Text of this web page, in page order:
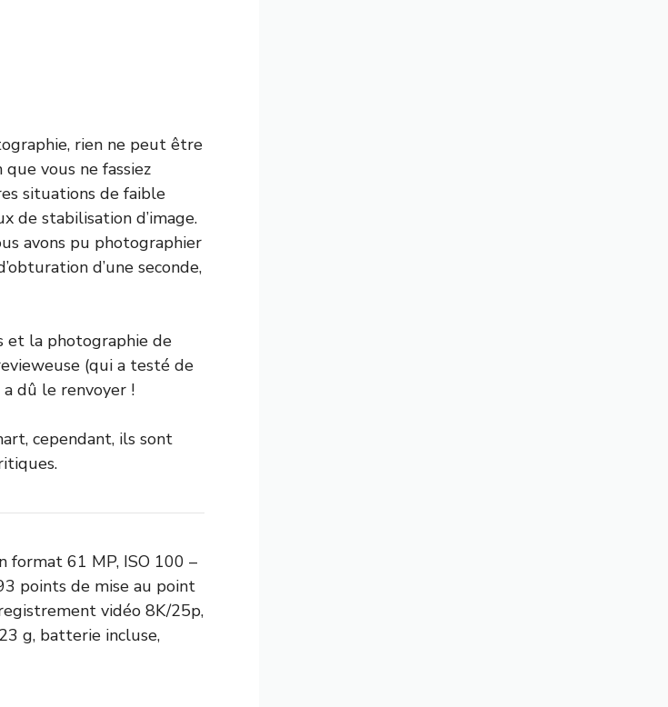
rien ne peut être
vous ne fassiez
situations de faible
de stabilisation d’image.
avons pu photographier
d’une seconde,
et la photographie de
(qui a testé de
dû le renvoyer !
cependant, ils sont
format 61 MP, ISO 100 –
points de mise au point
vidéo 8K/25p,
g, batterie incluse,